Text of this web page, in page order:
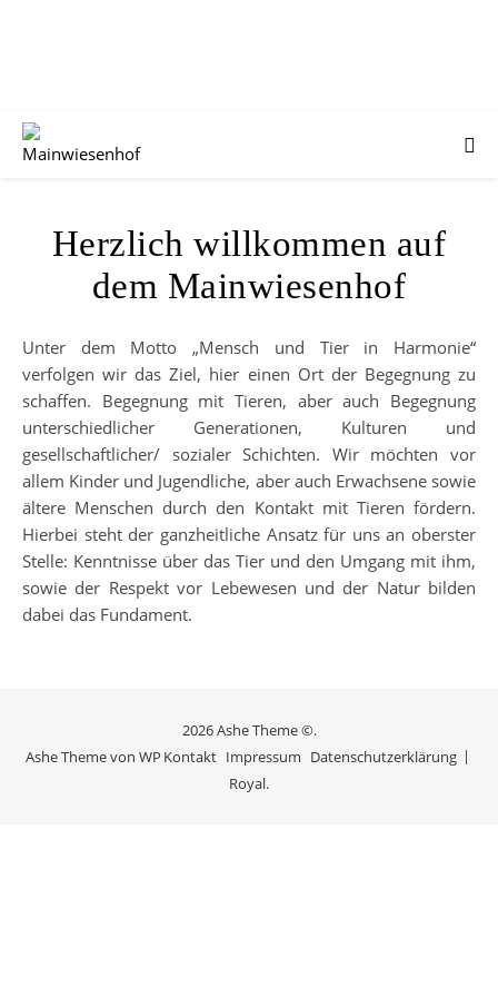
Herzlich willkommen auf
dem Mainwiesenhof
Unter dem Motto „Mensch und Tier in Harmonie“
verfolgen wir das Ziel, hier einen Ort der Begegnung zu
schaffen. Begegnung mit Tieren, aber auch Begegnung
unterschiedlicher Generationen, Kulturen und
gesellschaftlicher/ sozialer Schichten. Wir möchten vor
allem Kinder und Jugendliche, aber auch Erwachsene sowie
ältere Menschen durch den Kontakt mit Tieren fördern.
Hierbei steht der ganzheitliche Ansatz für uns an oberster
Stelle: Kenntnisse über das Tier und den Umgang mit ihm,
sowie der Respekt vor Lebewesen und der Natur bilden
dabei das Fundament.
2026 Ashe Theme ©.
Kontakt Impressum Datenschutzerklärung
Ashe Theme von WP
Royal.